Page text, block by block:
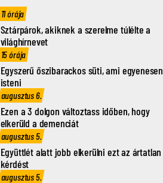
11 órája
Sztárpárok, akiknek a szerelme túlélte a
világhírnevet
15 órája
Egyszerű őszibarackos süti, ami egyenesen
isteni
augusztus 6.
Ezen a 3 dolgon változtass időben, hogy
elkerüld a demenciát
augusztus 5.
Együttlét alatt jobb elkerülni ezt az ártatlan
kérdést
augusztus 5.